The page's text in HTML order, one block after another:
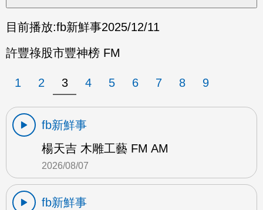
目前播放:fb新鮮事2025/12/11
許豐祿股市豐神榜 FM
1 2 3 4 5 6 7 8 9
fb新鮮事
楊天吉 木雕工藝 FM AM
2026/08/07
fb新鮮事